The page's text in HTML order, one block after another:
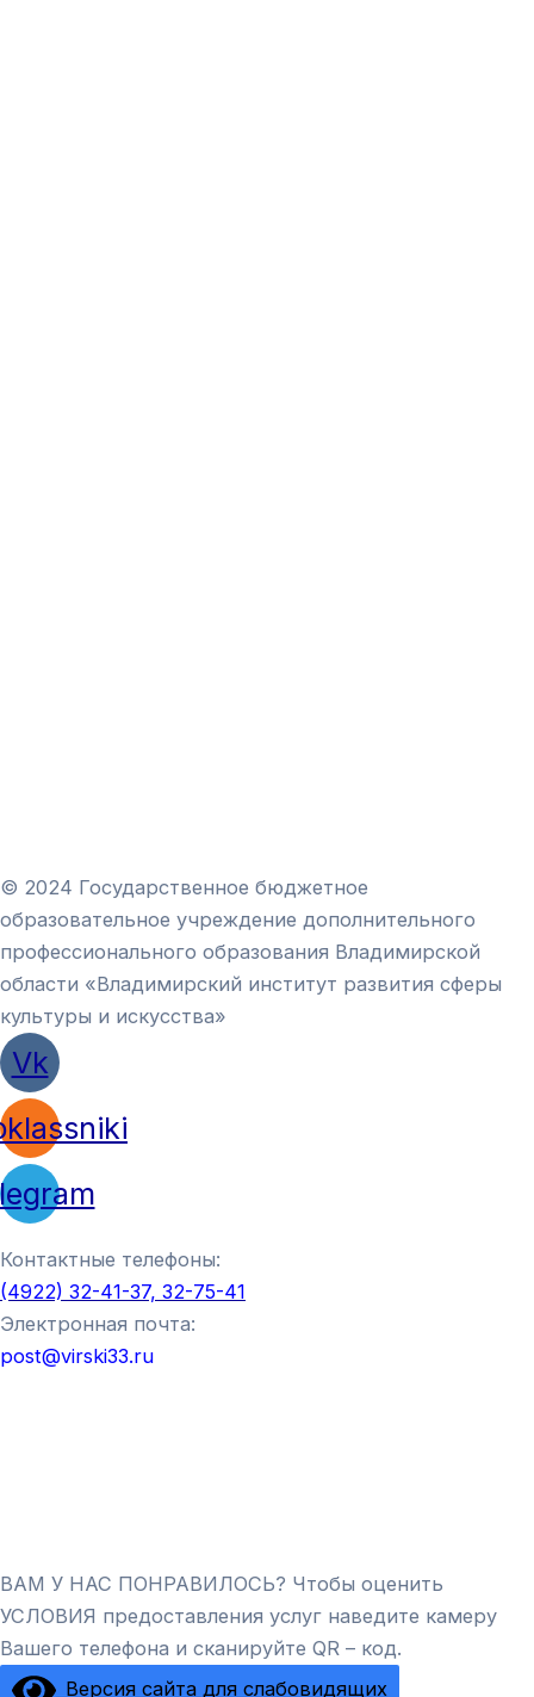
© 2024 Государственное бюджетное
образовательное учреждение дополнительного
профессионального образования Владимирской
области «Владимирский институт развития сферы
культуры и искусства»
Vk
Контактные телефоны:
(4922) 32-41-37, 32-75-41
Электронная почта:
post@virski33.ru
ВАМ У НАС ПОНРАВИЛОСЬ? Чтобы оценить
УСЛОВИЯ предоставления услуг наведите камеру
Вашего телефона и сканируйте QR – код.
Версия сайта для слабовидящих